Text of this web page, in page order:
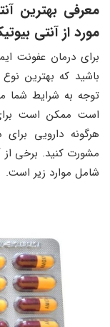
مورد از آنتی
برای درمان عفونت
باشید که بهترین
توجه به شرایط شما
است ممکن است
هرگونه دارویی
مشورت کنید. برخی از
شامل موارد زیر است.